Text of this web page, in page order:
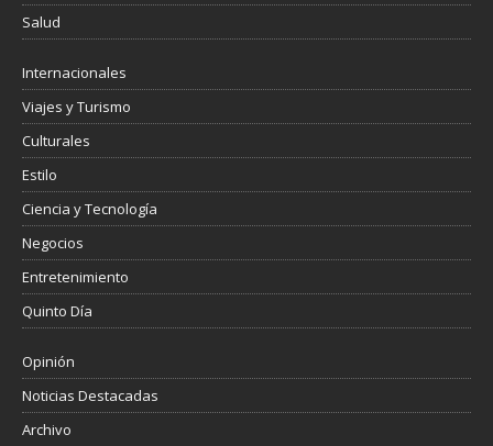
Salud
Internacionales
Viajes y Turismo
Culturales
Estilo
Ciencia y Tecnología
Negocios
Entretenimiento
Quinto Día
Opinión
Noticias Destacadas
Archivo